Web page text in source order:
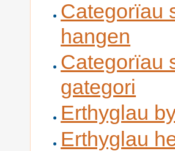
Categorïau
hangen
Categorïau
gategori
Erthyglau
Erthyglau